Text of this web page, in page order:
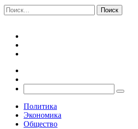
Политика
Экономика
Общество